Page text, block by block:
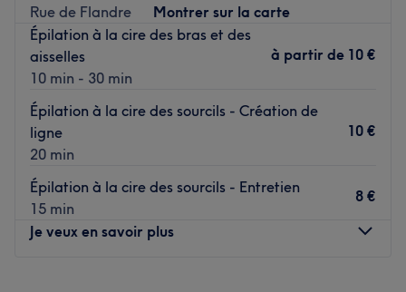
Rue de Flandre
Montrer sur la carte
Épilation à la cire des bras et des
aisselles
10 min - 30 min
à partir de 10 €
Épilation à la cire des sourcils - Création de
ligne
20 min
10 €
Épilation à la cire des sourcils - Entretien
15 min
8 €
Je veux en savoir plus